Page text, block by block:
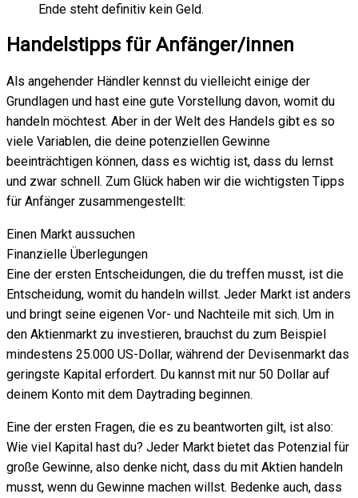
Ende steht definitiv kein Geld.
Handelstipps für Anfänger/innen
Als angehender Händler kennst du vielleicht einige der
Grundlagen und hast eine gute Vorstellung davon, womit du
handeln möchtest. Aber in der Welt des Handels gibt es so
viele Variablen, die deine potenziellen Gewinne
beeinträchtigen können, dass es wichtig ist, dass du lernst
und zwar schnell. Zum Glück haben wir die wichtigsten Tipps
für Anfänger zusammengestellt:
Einen Markt aussuchen
Finanzielle Überlegungen
Eine der ersten Entscheidungen, die du treffen musst, ist die
Entscheidung, womit du handeln willst. Jeder Markt ist anders
und bringt seine eigenen Vor- und Nachteile mit sich. Um in
den Aktienmarkt zu investieren, brauchst du zum Beispiel
mindestens 25.000 US-Dollar, während der Devisenmarkt das
geringste Kapital erfordert. Du kannst mit nur 50 Dollar auf
deinem Konto mit dem Daytrading beginnen.
Eine der ersten Fragen, die es zu beantworten gilt, ist also:
Wie viel Kapital hast du? Jeder Markt bietet das Potenzial für
große Gewinne, also denke nicht, dass du mit Aktien handeln
musst, wenn du Gewinne machen willst. Bedenke auch, dass